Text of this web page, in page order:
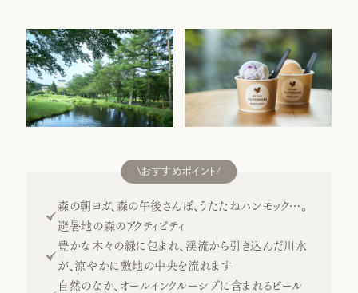
おすすめポイント
森の朝ヨガ、森の午後さんぽ、うたたねハンモック…。
避暑地の森のアクティビティ
豊かな木々の緑に包まれ、渓流から引き込んだ川水
が、涼やかに敷地の中央を流れます
自然のなか、オールインクルーシブに含まれるビール